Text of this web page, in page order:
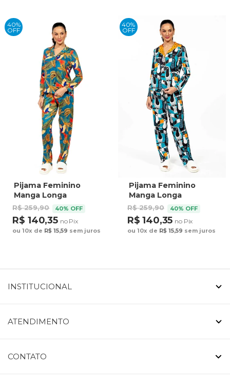
40%
OFF
Pijama Feminino
Manga Longa
Americano
Estampado Araras
Bananas
R$ 259,90 40% OFF
R$ 140,35 no Pix
ou 10x de R$ 15,59 sem juros
40%
OFF
Pijama Feminino
Manga Longa
Americano
Estampado Tucano
Vetor Pontos
R$ 259,90 40% OFF
R$ 140,35 no Pix
ou 10x de R$ 15,59 sem juros
INSTITUCIONAL
ATENDIMENTO
CONTATO